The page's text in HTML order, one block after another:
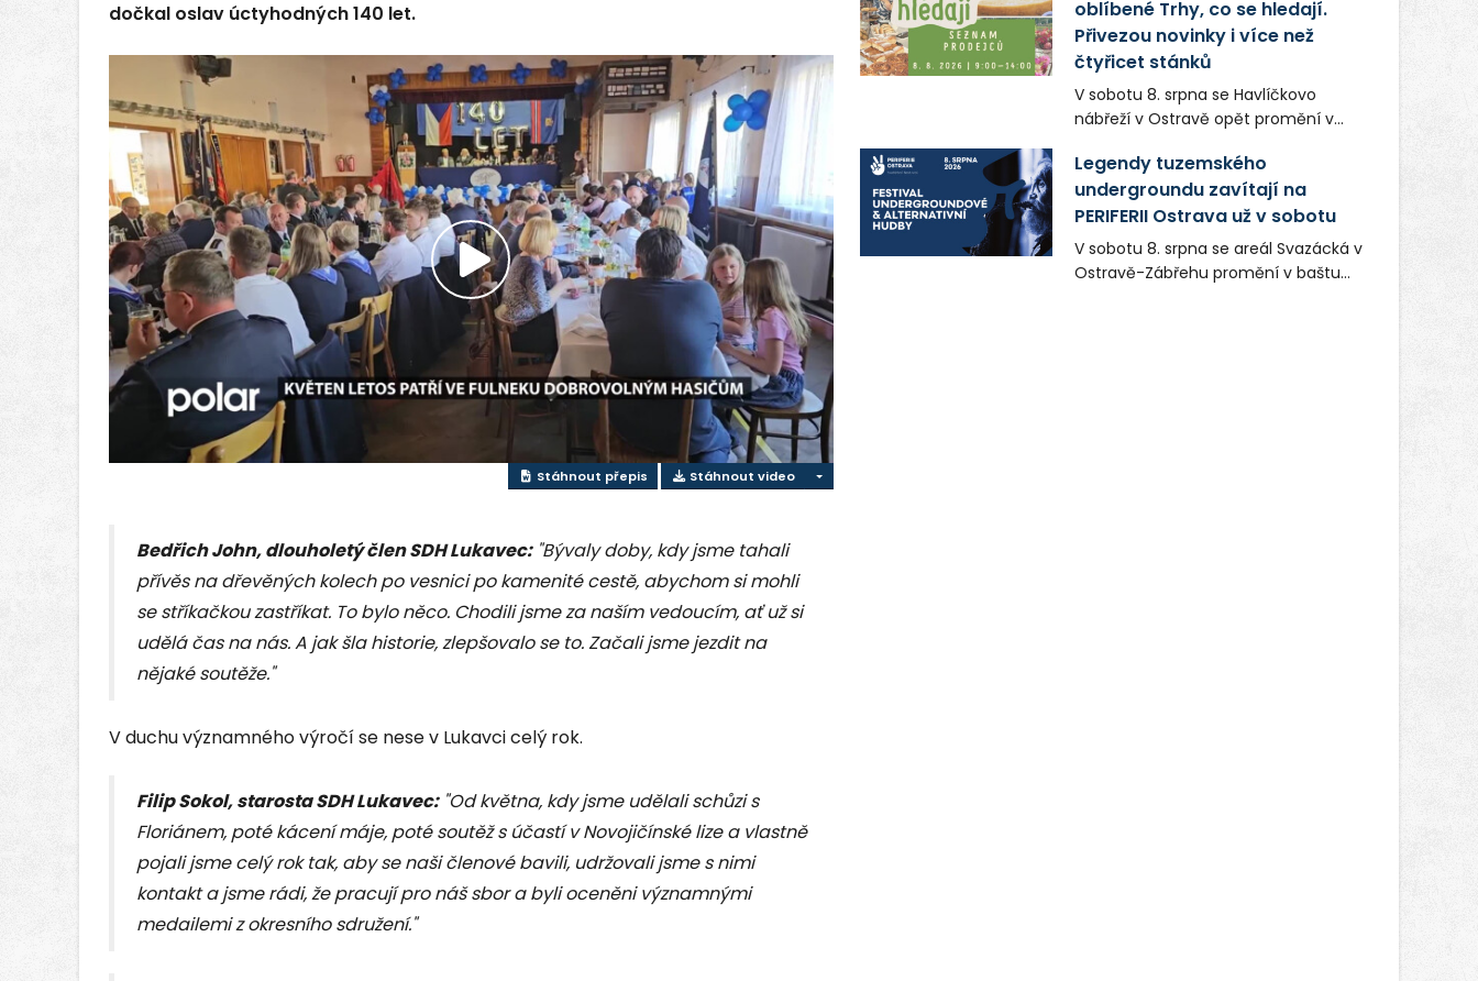
dočkal oslav úctyhodných 140 let.
Přehrát
video
Stáhnout přepis Stáhnout video
Bedřich John, dlouholetý člen SDH Lukavec:"Bývaly doby, kdy jsme tahali
přívěs na dřevěných kolech po vesnici po kamenité cestě, abychom si mohli
se stříkačkou zastříkat. To bylo něco. Chodili jsme za naším vedoucím, ať už si
udělá čas na nás. A jak šla historie, zlepšovalo se to. Začali jsme jezdit na
nějaké soutěže."
V duchu významného výročí se nese v Lukavci celý rok.
Filip Sokol, starosta SDH Lukavec:"Od května, kdy jsme udělali schůzi s
Floriánem, poté kácení máje, poté soutěž s účastí v Novojičínské lize a vlastně
pojali jsme celý rok tak, aby se naši členové bavili, udržovali jsme s nimi
kontakt a jsme rádi, že pracují pro náš sbor a byli oceněni významnými
medailemi z okresního sdružení."
oblíbené Trhy, co se hledají.
Přivezou novinky i více než
čtyřicet stánků
V sobotu 8. srpna se Havlíčkovo
nábřeží v Ostravě opět promění v
lokálních výrobků. Trhy, co se hledají
tentokrát nabídnou více než čtyřicet
pečlivě vybraných stánků s kvalitní
gastronomií, farmářskými produkty,
designem i řemeslnou tvorbou.
Návštěvníci se mohou těšit nejen na
Legendy tuzemského
undergroundu zavítají na
PERIFERII Ostrava už v sobotu
V sobotu 8. srpna se areál Svazácká v
Ostravě-Zábřehu promění v baštu